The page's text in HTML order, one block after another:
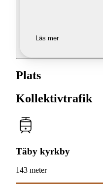
Läs mer
Plats
Kollektivtrafik
Täby kyrkby
143 meter